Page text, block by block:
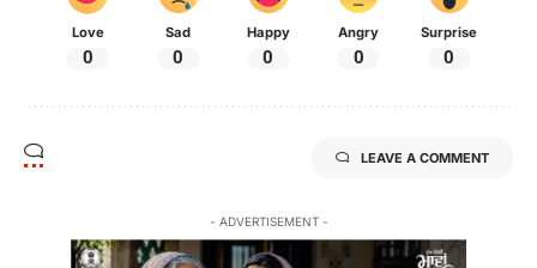
Love
0
Sad
0
Happy
0
Angry
0
Surprise
0
LEAVE A COMMENT
- ADVERTISEMENT -